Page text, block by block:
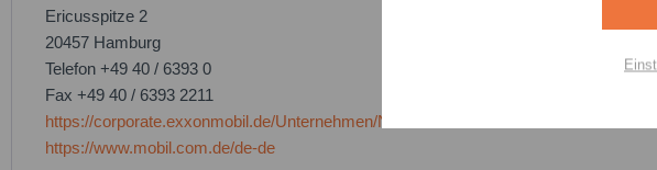
Ericusspitze 2
20457 Hamburg
Telefon +49 40 / 6393 0
Fax +49 40 / 6393 2211
https://corporate.exxonmobil.de/Unternehmen/Nachricht
https://www.mobil.com.de/de-de